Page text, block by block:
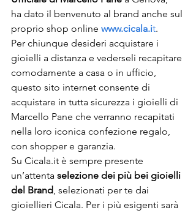
ha dato il benvenuto al brand anche sul
proprio shop online www.cicala.it.
Per chiunque desideri acquistare i
gioielli a distanza e vederseli recapitare
comodamente a casa o in ufficio,
questo sito internet consente di
acquistare in tutta sicurezza i gioielli di
Marcello Pane che verranno recapitati
nella loro iconica confezione regalo,
con shopper e garanzia.
Su Cicala.it è sempre presente
un’attenta selezione dei più bei gioielli
del Brand, selezionati per te dai
gioiellieri Cicala. Per i più esigenti sarà